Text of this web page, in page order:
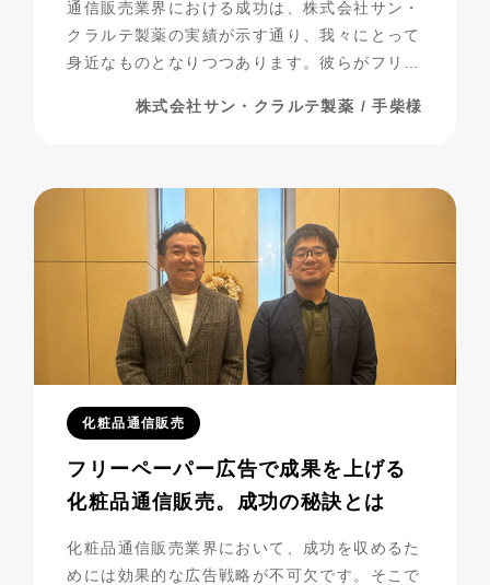
通信販売業界における成功は、株式会社サン・
クラルテ製薬の実績が示す通り、我々にとって
身近なものとなりつつあります。彼らがフリー
過程には、多くの挑戦と努力が詰まっていま
株式会社サン・クラルテ製薬 / 手柴様
化粧品通信販売
フリーペーパー広告で成果を上げる
化粧品通信販売。成功の秘訣とは
化粧品通信販売業界において、成功を収めるた
めには効果的な広告戦略が不可欠です。そこで